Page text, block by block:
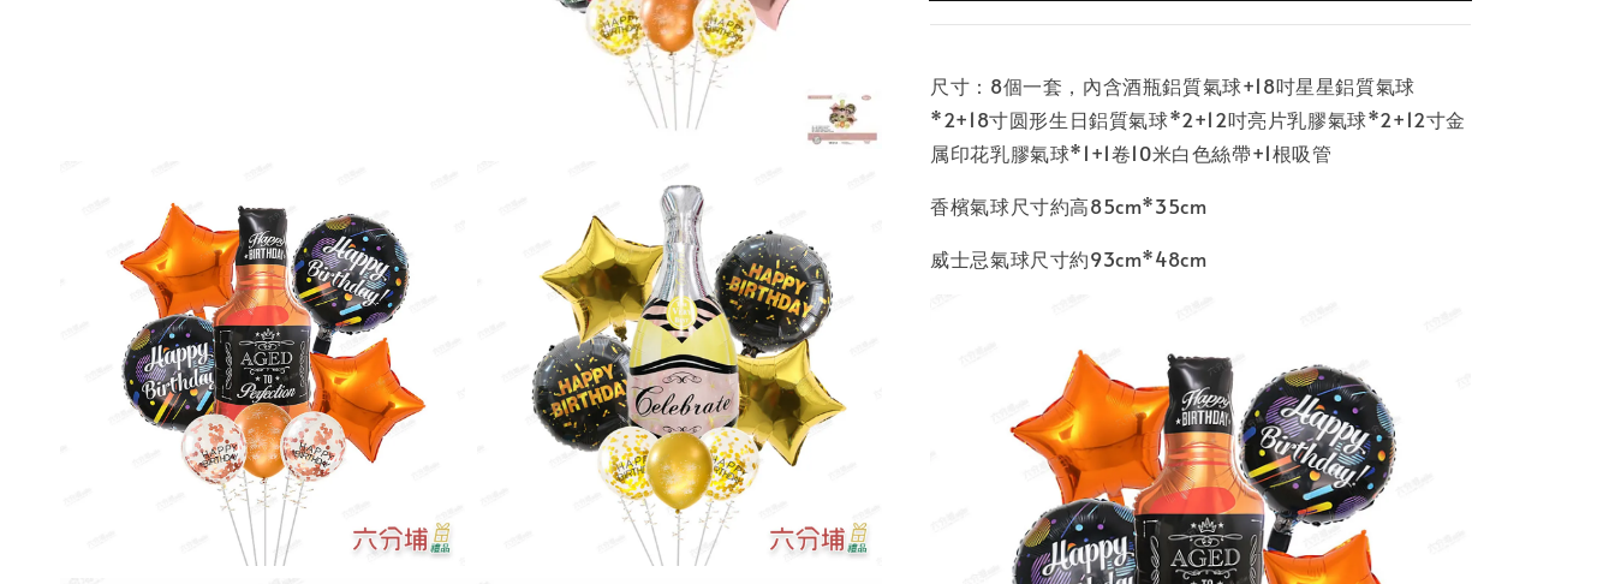
尺寸：8個一套，內含酒瓶鋁質氣球+18吋星星鋁質氣球
*2+18寸圆形生日鋁質氣球*2+12吋亮片乳膠氣球*2+12寸金
属印花乳膠氣球*1+1卷10米白色絲帶+1根吸管
香檳氣球尺寸約高85cm*35cm
威士忌氣球尺寸約93cm*48cm